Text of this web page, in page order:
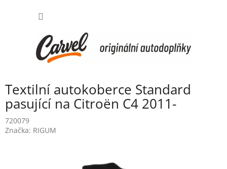
Textilní autokoberce Standard
pasující na Citroën C4 2011-
720079
Značka: RIGUM